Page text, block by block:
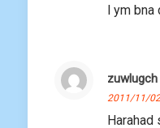
l ym bna
zuwlugch
2011/11/
Harahad